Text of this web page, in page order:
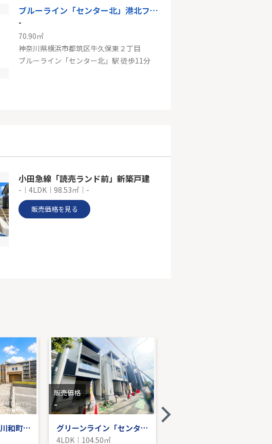
ブルーライン「センター北」港北ファミールガーデンJ棟
-
70.90㎡
神奈川県横浜市都筑区牛久保東２丁目
ブルーライン「センター北」駅 徒歩11分
小田急線「読売ランド前」新築戸建
-｜4LDK｜98.53㎡｜-
販売価格を見る
グリーンライン「川和町」新築戸建
販売価格
-
グリーンライン「センター南」新築分譲
4LDK｜104.50㎡